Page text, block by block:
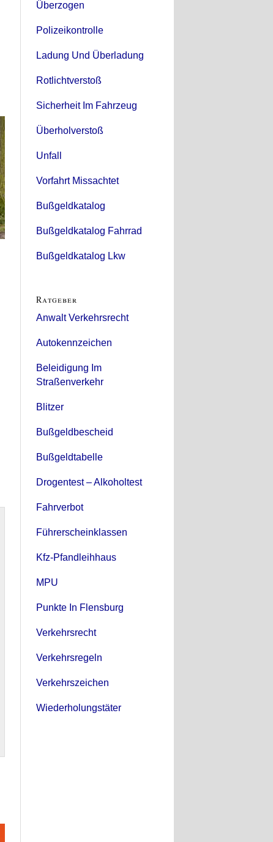
Überzogen
Polizeikontrolle
Ladung Und Überladung
Rotlichtverstoß
Sicherheit Im Fahrzeug
Überholverstoß
Unfall
Vorfahrt Missachtet
Bußgeldkatalog
Bußgeldkatalog Fahrrad
Bußgeldkatalog Lkw
Ratgeber
Anwalt Verkehrsrecht
Autokennzeichen
Beleidigung Im
Straßenverkehr
Blitzer
Bußgeldbescheid
Bußgeldtabelle
Drogentest – Alkoholtest
Fahrverbot
Führerscheinklassen
Kfz-Pfandleihhaus
MPU
Punkte In Flensburg
Verkehrsrecht
Verkehrsregeln
Verkehrszeichen
Wiederholungstäter